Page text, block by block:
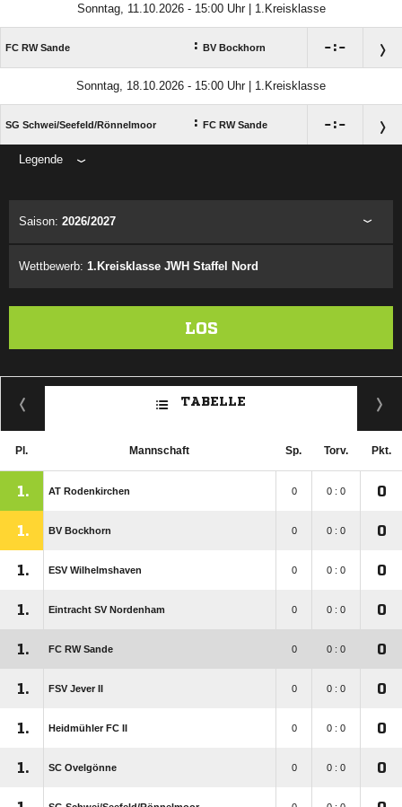
Sonntag, 11.10.2026 - 15:00 Uhr | 1.Kreisklasse
FC RW Sande : BV Bockhorn :
Sonntag, 18.10.2026 - 15:00 Uhr | 1.Kreisklasse
SG Schwei/​Seefeld/​Rönnelmoor : FC RW Sande :
Legende
Saison: 2026/2027
Wettbewerb: 1.Kreisklasse JWH Staffel Nord
LOS
TABELLE
Pl. Mannschaft Sp. Torv. Pkt.
1. AT Rodenkirchen 0 0 : 0 0
1. BV Bockhorn 0 0 : 0 0
1. ESV Wilhelmshaven 0 0 : 0 0
1. Eintracht SV Nordenham 0 0 : 0 0
1. FC RW Sande 0 0 : 0 0
1. FSV Jever II 0 0 : 0 0
1. Heidmühler FC II 0 0 : 0 0
1. SC Ovelgönne 0 0 : 0 0